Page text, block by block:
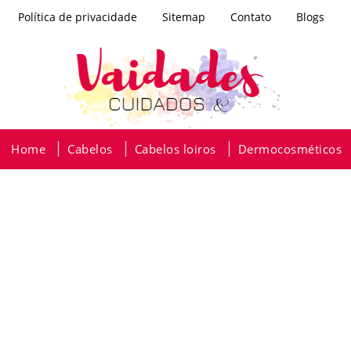
Política de privacidade Sitemap Contato Blogs
Home Cabelos Cabelos loiros Dermocosméticos